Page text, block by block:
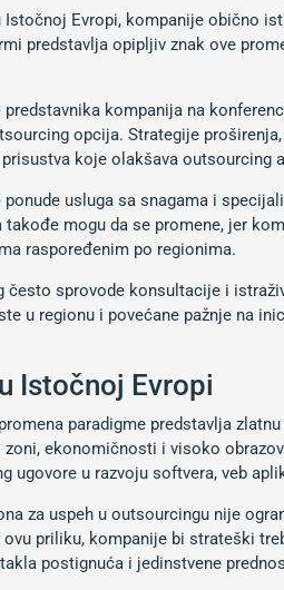
Evropi, kompanije obično
predstavlja opipljiv znak ove
kompanija na
opcija. Strategije
koje olakšava outsourcing
usluga sa snagama i
mogu da se promene, jer
raspoređenim po regionima.
sprovode konsultacije i
u regionu i povećane pažnje na
Istočnoj Evropi
paradigme predstavlja
ekonomičnosti i visoko
ugovore u razvoju softvera, veb
za uspeh u outsourcingu nije
priliku, kompanije bi strateški
postignuća i jedinstvene